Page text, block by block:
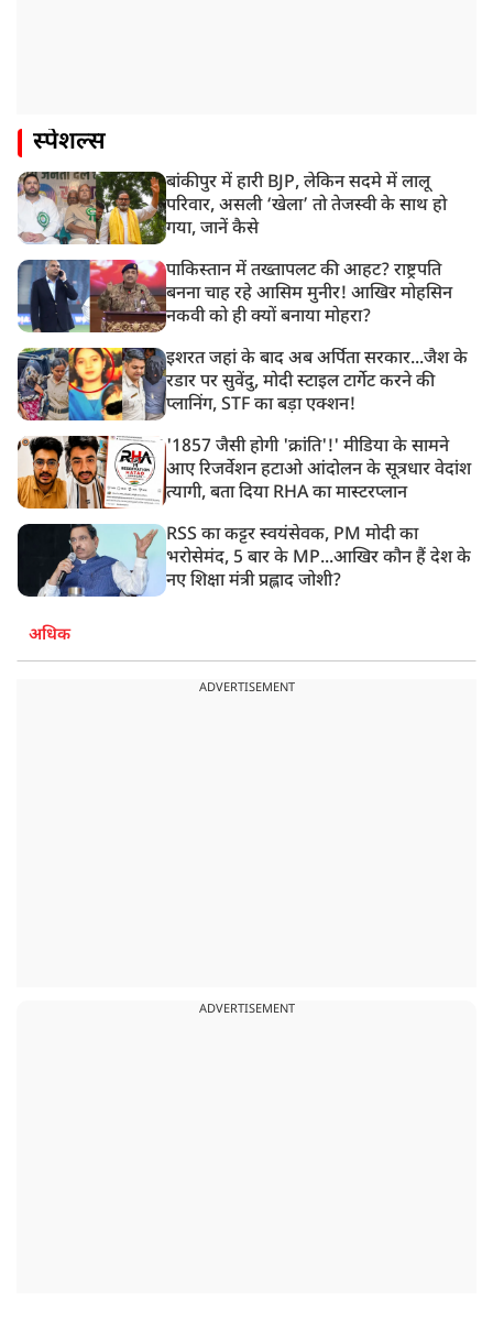
स्पेशल्स
बांकीपुर में हारी BJP, लेकिन सदमे में लालू
परिवार, असली ‘खेला’ तो तेजस्वी के साथ हो
गया, जानें कैसे
पाकिस्तान में तख्तापलट की आहट? राष्ट्रपति
बनना चाह रहे आसिम मुनीर! आखिर मोहसिन
नकवी को ही क्यों बनाया मोहरा?
इशरत जहां के बाद अब अर्पिता सरकार...जैश के
रडार पर सुवेंदु, मोदी स्टाइल टार्गेट करने की
प्लानिंग, STF का बड़ा एक्शन!
'1857 जैसी होगी 'क्रांति'!' मीडिया के सामने
आए रिजर्वेशन हटाओ आंदोलन के सूत्रधार वेदांश
त्यागी, बता दिया RHA का मास्टरप्लान
RSS का कट्टर स्वयंसेवक, PM मोदी का
भरोसेमंद, 5 बार के MP...आखिर कौन हैं देश के
नए शिक्षा मंत्री प्रह्लाद जोशी?
अधिक
ADVERTISEMENT
ADVERTISEMENT